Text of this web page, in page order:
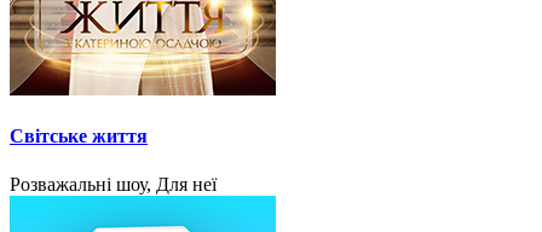
Світське життя
Розважальні шоу, Для неї